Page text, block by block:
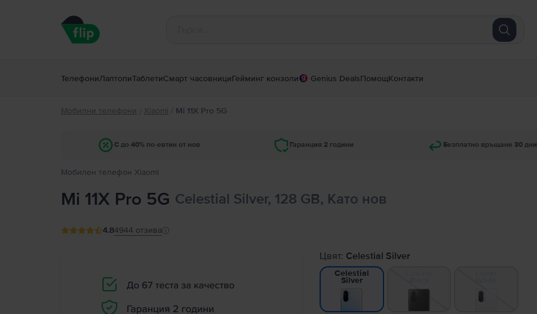
ТелефониЛаптопиТаблетиСмарт часовнициГейминг конзоли Genius DealsПомощКонтакти
Мобилни телефони / Xiaomi / Mi 11X Pro 5G
С до 40% по-евтин от нов Гаранция 2 години Безплатно връщане 30 дни
Мобилен телефон Xiaomi
Mi 11X Pro 5G Celestial Silver, 128 GB, Като нов
4.84944 отзива
Цвят: Celestial Silver
Celestial
Silver